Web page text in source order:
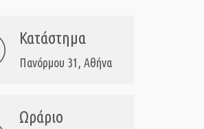
Κατάστημα
Πανόρμου 31, Αθήνα
Ωράριο